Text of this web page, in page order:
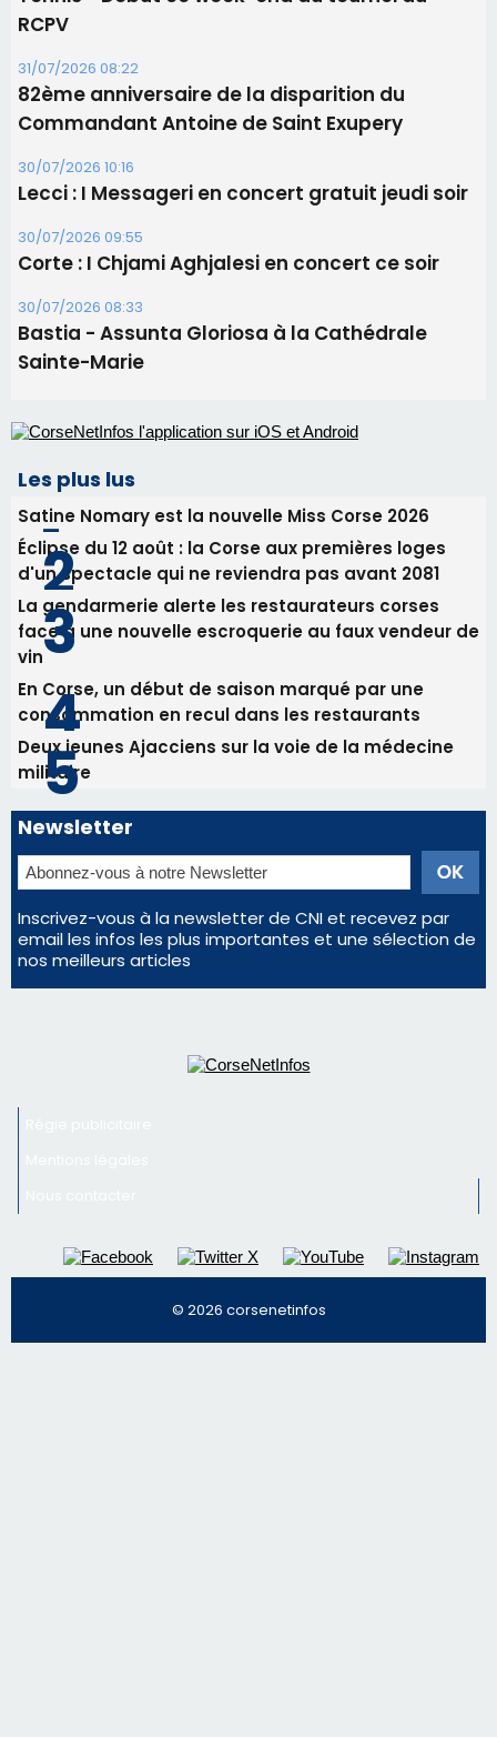
Bastia - Assunta Gloriosa à la Cathédrale
Sainte-Marie
Satine Nomary est la nouvelle Miss Corse 2026
d'un spectacle qui ne reviendra pas avant 2081
La gendarmerie alerte les restaurateurs corses
face à une nouvelle escroquerie au faux vendeur de
En Corse, un début de saison marqué par une
Deux jeunes Ajacciens sur la voie de la médecine
militaire
Newsletter
Inscrivez-vous à la newsletter de CNI et recevez par
email les infos les plus importantes et une sélection de
nos meilleurs articles
Régie publicitaire
Nous contacter
© 2026 corsenetinfos